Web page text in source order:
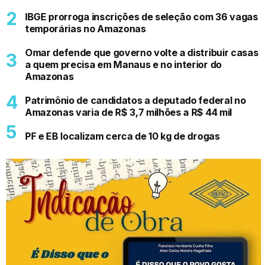
IBGE prorroga inscrições de seleção com 36 vagas
temporárias no Amazonas
Omar defende que governo volte a distribuir casas
a quem precisa em Manaus e no interior do
Amazonas
Patrimônio de candidatos a deputado federal no
Amazonas varia de R$ 3,7 milhões a R$ 44 mil
PF e EB localizam cerca de 10 kg de drogas